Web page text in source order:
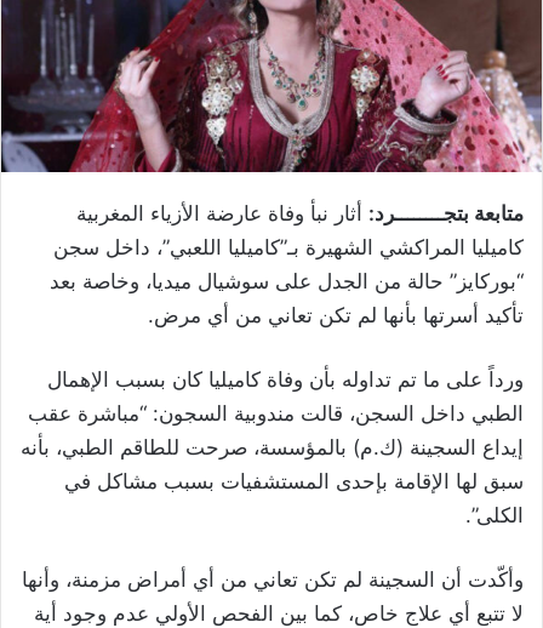
متابعة بتجــــــــرد: أثار نبأ وفاة عارضة الأزياء المغربية
كاميليا المراكشي الشهيرة بـ”كاميليا اللعبي”، داخل سجن
“بوركايز” حالة من الجدل على سوشيال ميديا، وخاصة بعد
تأكيد أسرتها بأنها لم تكن تعاني من أي مرض.
ورداً على ما تم تداوله بأن وفاة كاميليا كان بسبب الإهمال
الطبي داخل السجن، قالت مندوبية السجون: “مباشرة عقب
إيداع السجينة (ك.م) بالمؤسسة، صرحت للطاقم الطبي، بأنه
سبق لها الإقامة بإحدى المستشفيات بسبب مشاكل في
الكلى”.
وأكّدت أن السجينة لم تكن تعاني من أي أمراض مزمنة، وأنها
لا تتبع أي علاج خاص، كما بين الفحص الأولي عدم وجود أية